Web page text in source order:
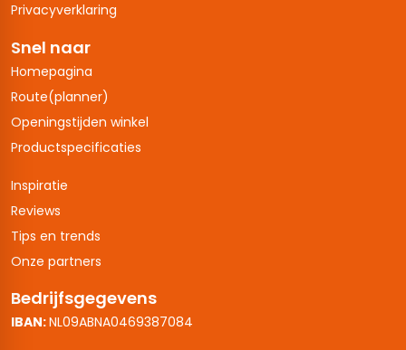
Privacyverklaring
Snel naar
Homepagina
Route(planner)
Openingstijden winkel
Productspecificaties
Inspiratie
Reviews
Tips en trends
Onze partners
Bedrijfsgegevens
IBAN:NL09ABNA0469387084